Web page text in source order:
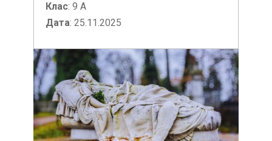
Клас: 9 А
Дата: 25.11.2025